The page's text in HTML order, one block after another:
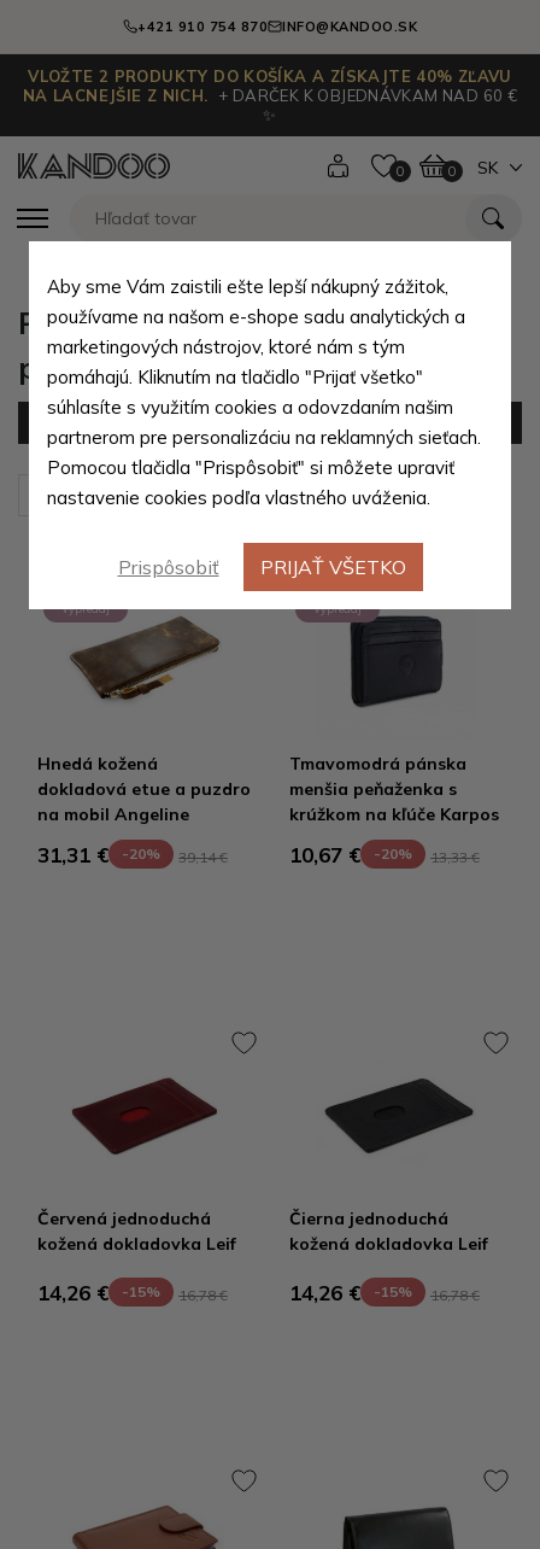
+421 910 754 870 INFO@KANDOO.SK
VLOŽTE 2 PRODUKTY DO KOŠÍKA A ZÍSKAJTE 40% ZĽAVU
NA LACNEJŠIE Z NICH.
+ DARČEK K OBJEDNÁVKAM NAD 60 €
✨
0 0 SK
Puzdrá na doklady z prírodnej
pravej kože
(29 produktov)
Zoradiť podľa: Predvolené
Výpredaj
Hnedá kožená
dokladová etue a puzdro
na mobil Angeline
31,31 € -20% 39,14 €
Výpredaj
Tmavomodrá pánska
menšia peňaženka s
krúžkom na kľúče Karpos
10,67 € -20% 13,33 €
Červená jednoduchá
kožená dokladovka Leif
14,26 € -15% 16,78 €
Čierna jednoduchá
kožená dokladovka Leif
14,26 € -15% 16,78 €
Aby sme Vám zaistili ešte lepší nákupný zážitok,
používame na našom e-shope sadu analytických a
marketingových nástrojov, ktoré nám s tým
pomáhajú. Kliknutím na tlačidlo "Prijať všetko"
súhlasíte s využitím cookies a odovzdaním našim
partnerom pre personalizáciu na reklamných sieťach.
Pomocou tlačidla "Prispôsobiť" si môžete upraviť
nastavenie cookies podľa vlastného uváženia.
Prispôsobiť PRIJAŤ VŠETKO